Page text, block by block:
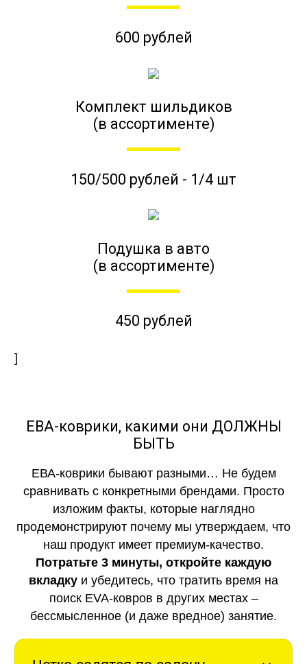
600 рублей
Комплект шильдиков
(в ассортименте)
150/500 рублей - 1/4 шт
Подушка в авто
(в ассортименте)
450 рублей
]
ЕВА-коврики, какими они ДОЛЖНЫ
БЫТЬ
ЕВА-коврики бывают разными… Не будем
сравнивать с конкретными брендами. Просто
изложим факты, которые наглядно
продемонстрируют почему мы утверждаем, что
наш продукт имеет премиум-качество.
Потратьте 3 минуты, откройте каждую
вкладку и убедитесь, что тратить время на
поиск EVA-ковров в других местах –
бессмысленное (и даже вредное) занятие.